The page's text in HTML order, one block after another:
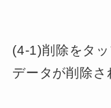
(4-1)削除をタ
データが削除さ